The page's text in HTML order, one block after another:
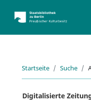
Startseite Suche
Digitalisierte